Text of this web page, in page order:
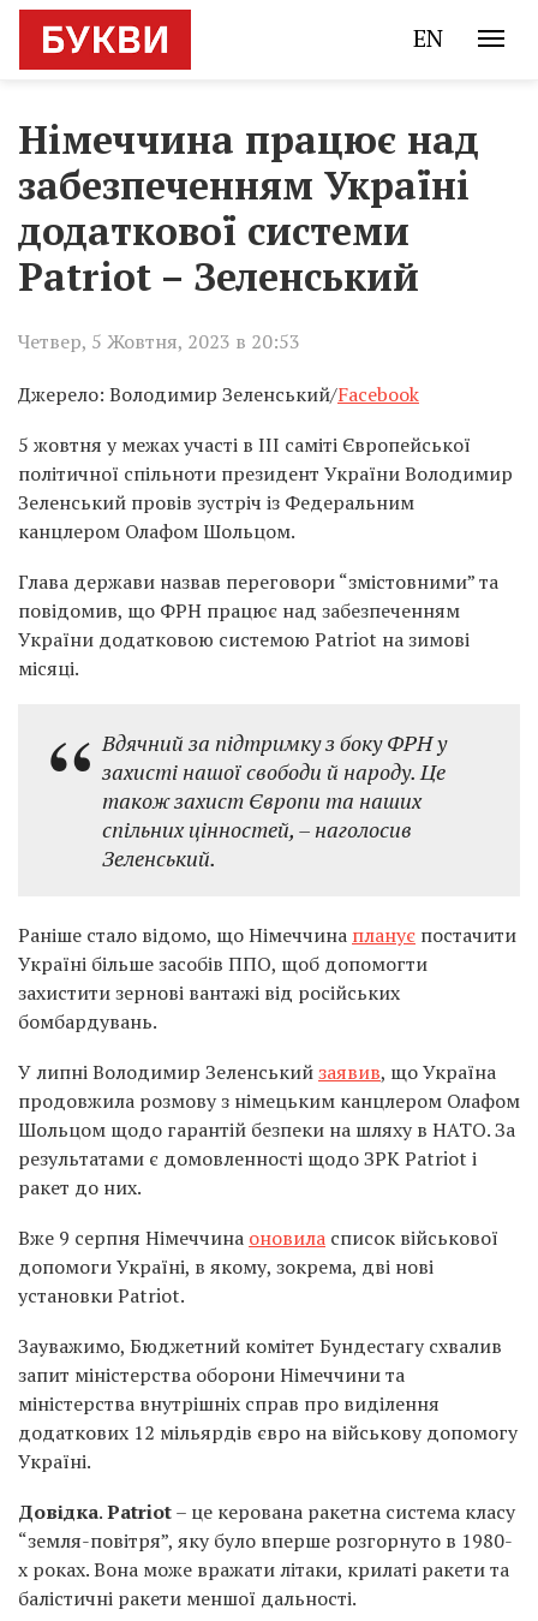
EN
Німеччина працює над
забезпеченням Україні
додаткової системи
Patriot – Зеленський
Четвер, 5 Жовтня, 2023 в 20:53
Джерело: Володимир Зеленський/Facebook
5 жовтня у межах участі в ІІІ саміті Європейської
політичної спільноти президент України Володимир
Зеленський провів зустріч із Федеральним
канцлером Олафом Шольцом.
Глава держави назвав переговори “змістовними” та
повідомив, що ФРН працює над забезпеченням
України додатковою системою Patriot на зимові
місяці.
Вдячний за підтримку з боку ФРН у
захисті нашої свободи й народу. Це
також захист Європи та наших
спільних цінностей, – наголосив
Зеленський.
Раніше стало відомо, що Німеччина планує постачити
Україні більше засобів ППО, щоб допомогти
захистити зернові вантажі від російських
бомбардувань.
У липні Володимир Зеленськийзаявив, що Україна
продовжила розмову з німецьким канцлером Олафом
Шольцом щодо гарантій безпеки на шляху в НАТО. За
результатами є домовленності щодо ЗРК Patriot і
ракет до них.
Вже 9 серпня Німеччина оновила список військової
допомоги Україні, в якому, зокрема, дві нові
установки Patriot.
Зауважимо, Бюджетний комітет Бундестагу схвалив
запит міністерства оборони Німеччини та
міністерства внутрішніх справ про виділення
додаткових 12 мільярдів євро на військову допомогу
Україні.
Довідка.Patriot– це керована ракетна система класу
“земля-повітря”, яку було вперше розгорнуто в 1980-
х роках. Вона може вражати літаки, крилаті ракети та
балістичні ракети меншої дальності.